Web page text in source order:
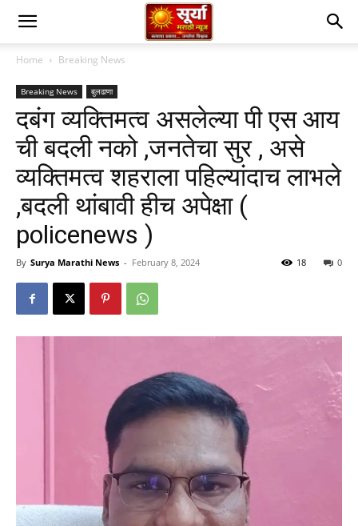
Home Breaking News
Breaking News बुलढाणा
दबंग व्यक्तिमत्व असलेल्या पी एस आय
ची बदली नको ,जनतेचा सुर , असे
व्यक्तिमत्व शहराला पहिल्यांदाच लाभले
,बदली थांबावी हीच अपेक्षा (
policenews )
By Surya Marathi News - February 8, 2024 0
18